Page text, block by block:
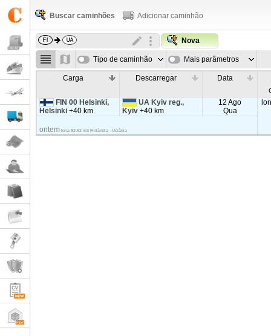
Buscar caminhões Adicionar caminhão
Nova
Tipo de caminhão Mais parâmetros
Carga Descarregar
Data
FIN 00 Helsinki,
Helsinki+40 km
UA Kyiv reg.,
Kyiv+40 km
12 Ago
Qua
ontem lona 82-92 m3 Finlândia - Ucrânia